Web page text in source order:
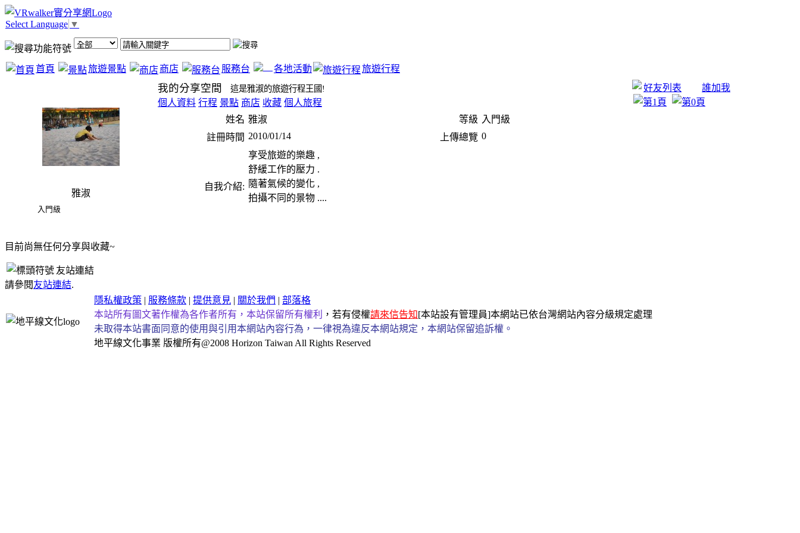
Select Language ▼
首頁 旅遊景點 商店 服務台 各地活動 旅遊行程
雅淑
入門級
我的分享空間 這是雅淑的旅遊行程王國!
個人資料 行程 景點 商店 收藏 個人旅程
姓名 雅淑 等級 入門級
註冊時間 2010/01/14 上傳總覽 0
自我介紹:
享受旅遊的樂趣 ,
舒緩工作的壓力 .
隨著氣候的變化 ,
拍攝不同的景物 ....
好友列表 誰加我
目前尚無任何分享與收藏~
友站連結
請參閱友站連結.
隱私權政策 | 服務條款 | 提供意見 | 關於我們 | 部落格
本站所有圖文著作權為各作者所有，本站保留所有權利
，若有侵權請來信告知[本站設有管理員]本網站已依台灣網站內容分級規定處理
未取得本站書面同意的使用與引用本網站內容行為，一律視為違反本網站規定，本網站保留追訴權。
地平線文化事業 版權所有@2008 Horizon Taiwan All Rights Reserved